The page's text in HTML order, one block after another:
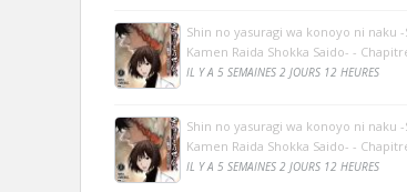
Shin no yasuragi wa konoyo ni naku -
Kamen Raida Shokka Saido- -
IL Y A 5 SEMAINES 2 JOURS 12 HEURES
Shin no yasuragi wa konoyo ni naku -
Kamen Raida Shokka Saido- -
IL Y A 5 SEMAINES 2 JOURS 12 HEURES